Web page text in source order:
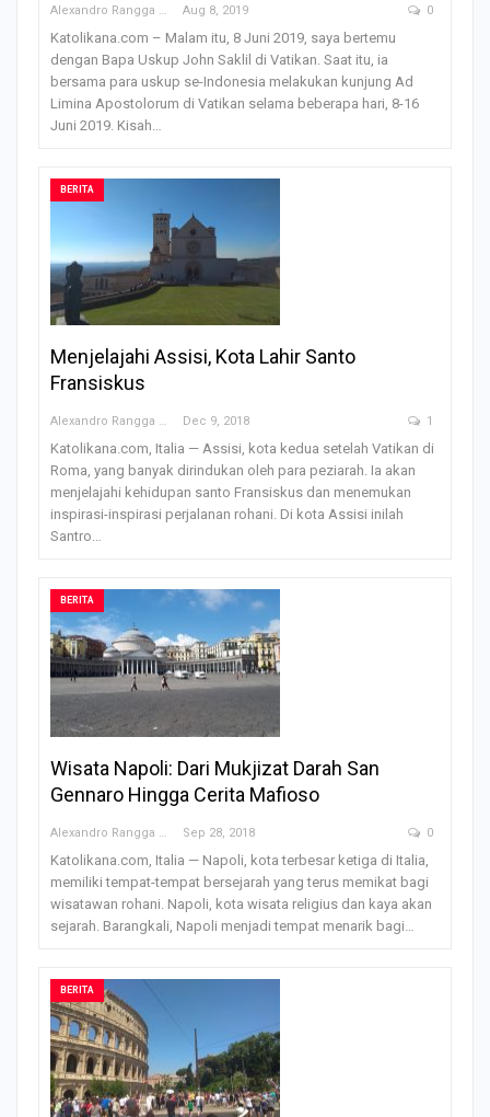
Alexandro Rangga OFM Aug 8, 2019 0
Katolikana.com – Malam itu, 8 Juni 2019, saya bertemu
dengan Bapa Uskup John Saklil di Vatikan. Saat itu, ia
bersama para uskup se-Indonesia melakukan kunjung Ad
Limina Apostolorum di Vatikan selama beberapa hari, 8-16
Juni 2019. Kisah…
BERITA
Menjelajahi Assisi, Kota Lahir Santo
Fransiskus
Alexandro Rangga OFM Dec 9, 2018 1
Katolikana.com, Italia — Assisi, kota kedua setelah Vatikan di
Roma, yang banyak dirindukan oleh para peziarah. Ia akan
menjelajahi kehidupan santo Fransiskus dan menemukan
inspirasi-inspirasi perjalanan rohani. Di kota Assisi inilah
Santro…
BERITA
Wisata Napoli: Dari Mukjizat Darah San
Gennaro Hingga Cerita Mafioso
Alexandro Rangga OFM Sep 28, 2018 0
Katolikana.com, Italia — Napoli, kota terbesar ketiga di Italia,
memiliki tempat-tempat bersejarah yang terus memikat bagi
wisatawan rohani. Napoli, kota wisata religius dan kaya akan
sejarah. Barangkali, Napoli menjadi tempat menarik bagi…
BERITA